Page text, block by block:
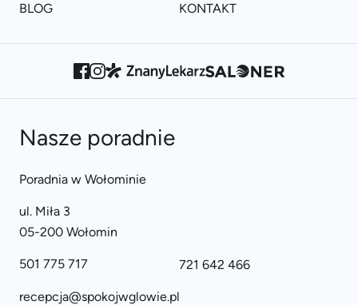
BLOG
KONTAKT
Nasze poradnie
Poradnia w Wołominie
ul. Miła 3
05-200 Wołomin
501 775 717 721 642 466
recepcja@spokojwglowie.pl